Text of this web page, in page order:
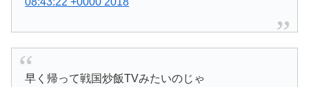
早く帰って戦国炒飯TVみたいのじゃ